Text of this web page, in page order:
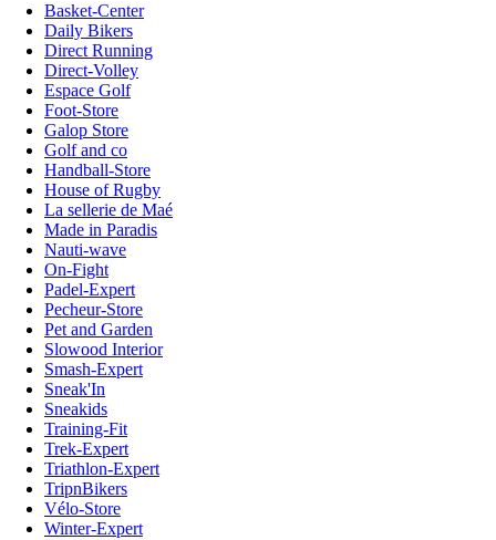
Basket-Center
Daily Bikers
Direct Running
Direct-Volley
Espace Golf
Foot-Store
Galop Store
Golf and co
Handball-Store
House of Rugby
La sellerie de Maé
Made in Paradis
Nauti-wave
On-Fight
Padel-Expert
Pecheur-Store
Pet and Garden
Slowood Interior
Smash-Expert
Sneak'In
Sneakids
Training-Fit
Trek-Expert
Triathlon-Expert
TripnBikers
Vélo-Store
Winter-Expert